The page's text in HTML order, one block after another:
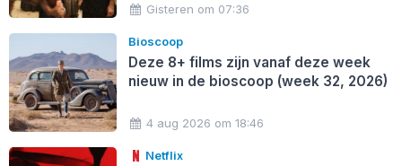
Gisteren om 07:36
Bioscoop
Deze 8+ films zijn vanaf deze week
nieuw in de bioscoop (week 32, 2026)
4 aug 2026 om 18:46
Netflix